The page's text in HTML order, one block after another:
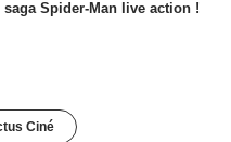
saga Spider-Man live action !
Ciné